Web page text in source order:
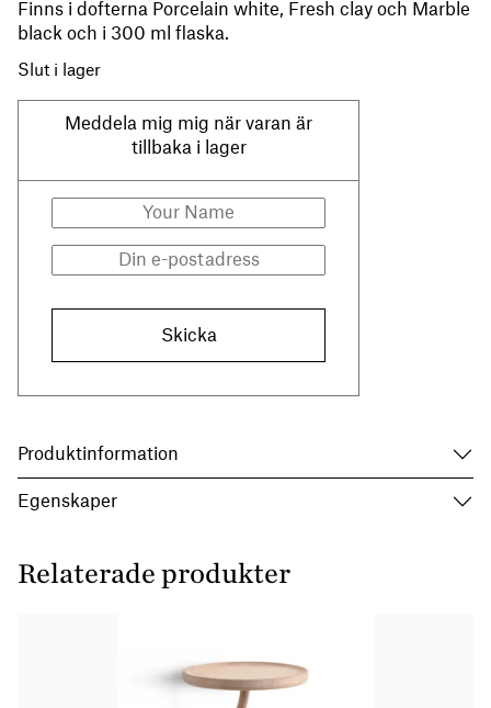
Finns i dofterna Porcelain white, Fresh clay och Marble
black och i 300 ml flaska.
Slut i lager
Meddela mig mig när varan är
tillbaka i lager
Skicka
Produktinformation
Egenskaper
Relaterade produkter